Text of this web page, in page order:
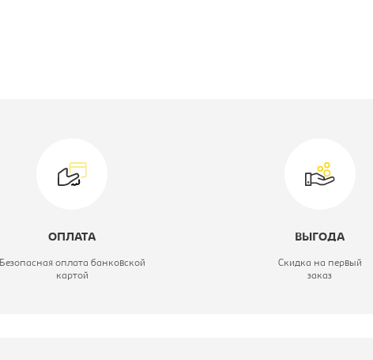
ОПЛАТА
Безопасная оплата банковской
картой
ВЫГОДА
Скидка на первый
заказ